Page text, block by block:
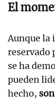
El
Aunque la
reservado
se ha
pueden
hecho,